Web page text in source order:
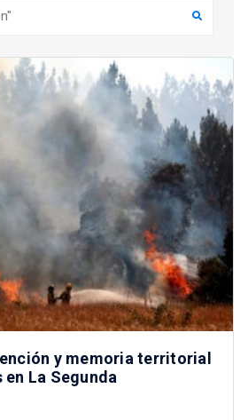
y memoria territorial
La Segunda